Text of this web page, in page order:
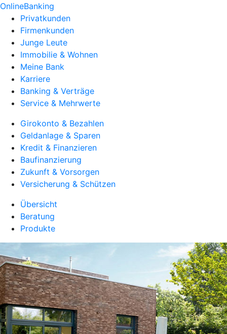
OnlineBanking
Privatkunden
Firmenkunden
Junge Leute
Immobilie & Wohnen
Meine Bank
Karriere
Banking & Verträge
Service & Mehrwerte
Girokonto & Bezahlen
Geldanlage & Sparen
Kredit & Finanzieren
Baufinanzierung
Zukunft & Vorsorgen
Versicherung & Schützen
Übersicht
Beratung
Produkte